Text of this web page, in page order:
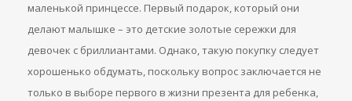
маленькой принцессе. Первый подарок, который они
делают малышке – это детские золотые сережки для
девочек с бриллиантами. Однако, такую покупку следует
хорошенько обдумать, поскольку вопрос заключается не
только в выборе первого в жизни презента для ребенка,